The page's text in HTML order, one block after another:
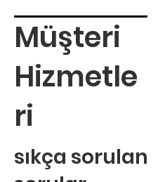
Müşteri
Hizmetle
ri
sıkça sorulan